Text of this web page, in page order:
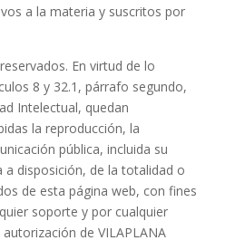
a la materia y suscritos por
En virtud de lo
8 y 32.1, párrafo segundo,
Intelectual, quedan
la reproducción, la
pública, incluida su
a disposición, de la totalidad o
de esta página web, con fines
soporte y por cualquier
de VILAPLANA